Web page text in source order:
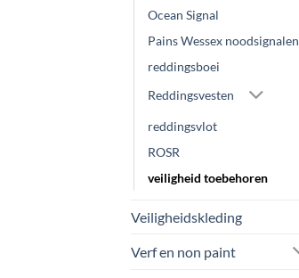
Ocean Signal
Pains Wessex noodsignalen
reddingsboei
Reddingsvesten
reddingsvlot
ROSR
veiligheid toebehoren
Veiligheidskleding
Verf en non paint